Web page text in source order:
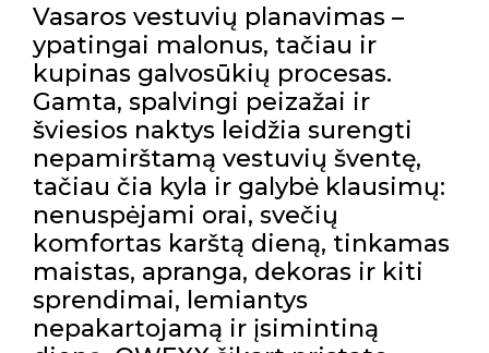
Vasaros vestuvių planavimas –
ypatingai malonus, tačiau ir
kupinas galvosūkių procesas.
Gamta, spalvingi peizažai ir
šviesios naktys leidžia surengti
nepamirštamą vestuvių šventę,
tačiau čia kyla ir galybė klausimų:
nenuspėjami orai, svečių
komfortas karštą dieną, tinkamas
maistas, apranga, dekoras ir kiti
sprendimai, lemiantys
nepakartojamą ir įsimintiną